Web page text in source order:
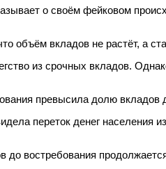
о своём фейковом
объём вкладов не растёт, а
из срочных вкладов.
превысила долю вкладов
переток денег населения
до востребования